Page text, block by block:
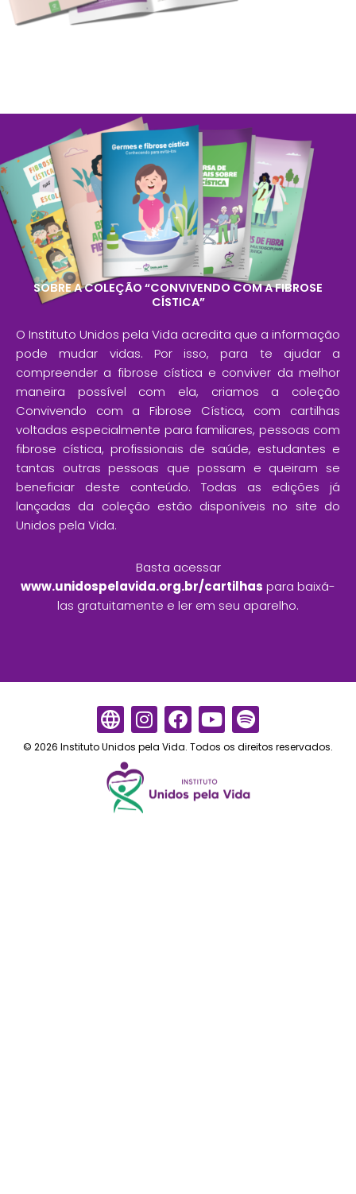
SOBRE A COLEÇÃO “CONVIVENDO COM A FIBROSE
CÍSTICA”
O Instituto Unidos pela Vida acredita que a informação
pode mudar vidas. Por isso, para te ajudar a
compreender a fibrose cística e conviver da melhor
maneira possível com ela, criamos a coleção
Convivendo com a Fibrose Cística, com cartilhas
voltadas especialmente para familiares, pessoas com
fibrose cística, profissionais de saúde, estudantes e
tantas outras pessoas que possam e queiram se
beneficiar deste conteúdo. Todas as edições já
lançadas da coleção estão disponíveis no site do
Unidos pela Vida.
Basta acessar
www.unidospelavida.org.br/cartilhas para baixá-
las gratuitamente e ler em seu aparelho.
I
n
s
t
a
g
F
a
c
b
Y
o
u
u
S
p
o
i
© 2026 Instituto Unidos pela Vida. Todos os direitos reservados.